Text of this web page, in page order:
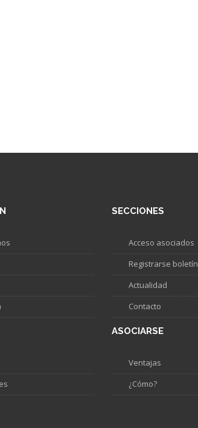
SECCIONES
Acceso asociados
Registrarse boletín
Actualidad
Contacto
ASOCIARSE
Ventajas
¿Cómo?